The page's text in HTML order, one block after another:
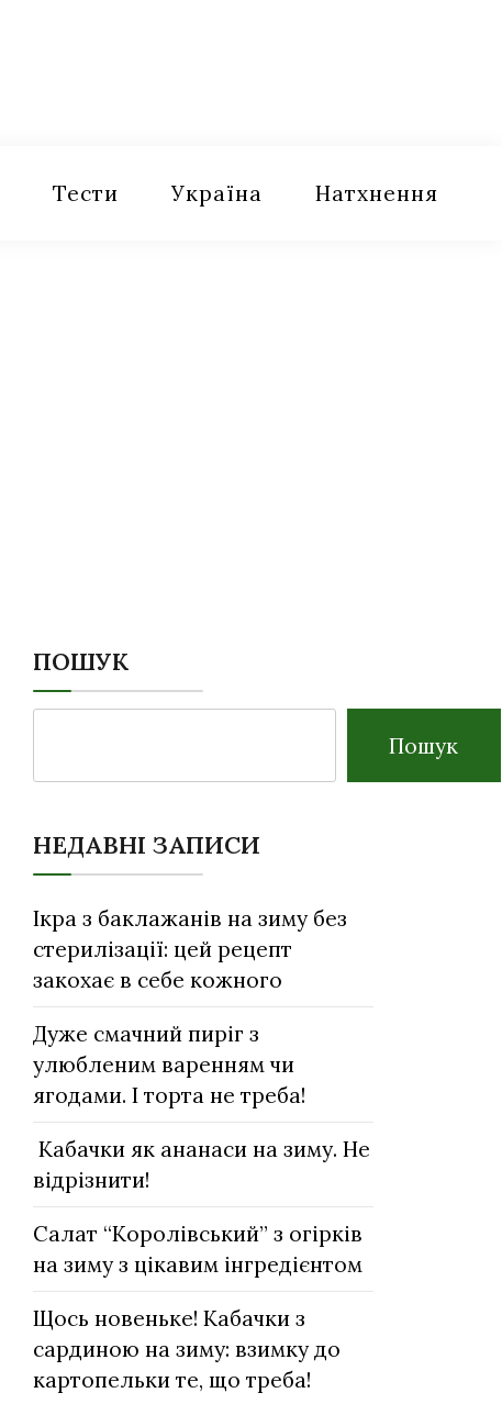
Тести Україна Натхнення
ПОШУК
Пошук
НЕДАВНІ ЗАПИСИ
Ікра з баклажанів на зиму без
стерилізації: цей рецепт
закохає в себе кожного
Дуже смачний пиріг з
улюбленим варенням чи
ягодами. І торта не треба!
Кабачки як ананаси на зиму. Не
відрізнити!
Салат “Королівський” з огірків
на зиму з цікавим інгредієнтом
Щось новеньке! Кабачки з
сардиною на зиму: взимку до
картопельки те, що треба!